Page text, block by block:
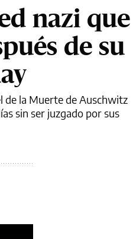
nazi que
de su
de la Muerte de Auschwitz
sin ser juzgado por sus